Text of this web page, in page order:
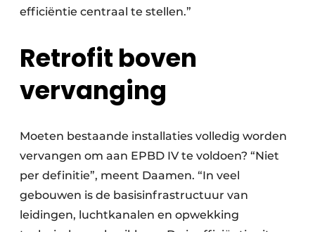
efficiëntie centraal te stellen.”
Retrofit boven
vervanging
Moeten bestaande installaties volledig worden
vervangen om aan EPBD IV te voldoen? “Niet
per definitie”, meent Daamen. “In veel
gebouwen is de basisinfrastructuur van
leidingen, luchtkanalen en opwekking